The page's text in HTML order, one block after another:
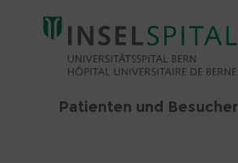
Patienten und Besucher